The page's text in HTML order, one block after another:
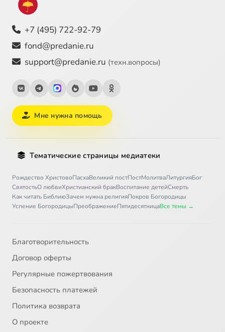
+7 (495) 722-92-79
fond@predanie.ru
support@predanie.ru (техн.вопросы)
Мне нужна помощь
Тематические страницы медиатеки
Рождество ХристовоПасхаВеликий постПостМолитваЛитургияБог
СвятостьО любвиХристианский бракВоспитание детейСмерть
Как читать БиблиюЗачем нужна религияПокров Богородицы
Успение БогородицыПреображениеПятидесятницаВсе темы →
Благотворительность
Договор оферты
Регулярные пожертвования
Безопасность платежей
Политика возврата
О проекте